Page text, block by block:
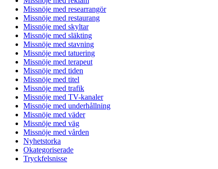
Missnöje med researrangör
Missnöje med restaurang
Missnöje med skyltar
Missnöje med släkting
Missnöje med stavning
Missnöje med tatuering
Missnöje med terapeut
Missnöje med tiden
Missnöje med titel
Missnöje med trafik
Missnöje med TV-kanaler
Missnöje med underhållning
Missnöje med väder
Missnöje med väg
Missnöje med vården
Nyhetstorka
Okategoriserade
Tryckfelsnisse